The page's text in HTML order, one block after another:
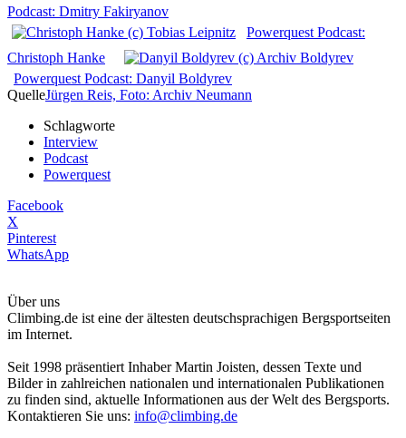
Podcast: Dmitry Fakiryanov
Powerquest Podcast:
Christoph Hanke
Powerquest Podcast: Danyil Boldyrev
QuelleJürgen Reis, Foto: Archiv Neumann
Schlagworte
Interview
Podcast
Powerquest
Facebook
X
Pinterest
WhatsApp
Über uns
Climbing.de ist eine der ältesten deutschsprachigen Bergsportseiten
im Internet.
Seit 1998 präsentiert Inhaber Martin Joisten, dessen Texte und
Bilder in zahlreichen nationalen und internationalen Publikationen
zu finden sind, aktuelle Informationen aus der Welt des Bergsports.
Kontaktieren Sie uns: info@climbing.de